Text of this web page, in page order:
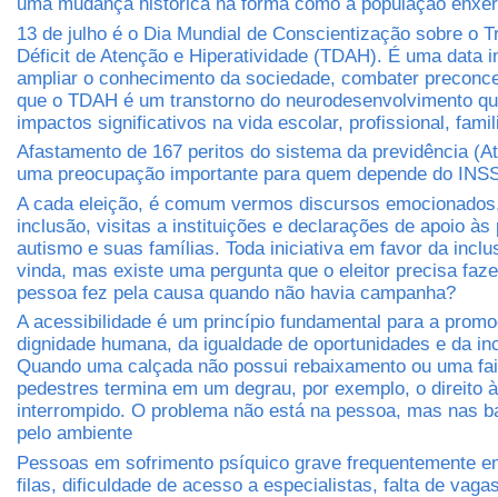
uma mudança histórica na forma como a população
13 de julho é o Dia Mundial de Conscientização sobre o
Déficit de Atenção e Hiperatividade (TDAH). É uma data
ampliar o conhecimento da sociedade, combater
que o TDAH é um transtorno do neurodesenvolvimento
impactos significativos na vida escolar, profissional,
Afastamento de 167 peritos do sistema da previdência
uma preocupação importante para quem depende do
A cada eleição, é comum vermos discursos
inclusão, visitas a instituições e declarações de apoio às
autismo e suas famílias. Toda iniciativa em favor da
vinda, mas existe uma pergunta que o eleitor precisa
pessoa fez pela causa quando não havia campanha?
A acessibilidade é um princípio fundamental para a
dignidade humana, da igualdade de oportunidades e da
Quando uma calçada não possui rebaixamento ou uma
pedestres termina em um degrau, por exemplo, o direito
interrompido. O problema não está na pessoa, mas nas
pelo ambiente
Pessoas em sofrimento psíquico grave frequentemente
filas, dificuldade de acesso a especialistas, falta de